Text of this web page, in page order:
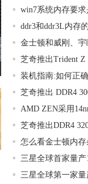
win7系统内存要
ddr3和ddr3L内存
金士顿和威刚、
芝奇推出Trident Z
装机指南:如何正
芝奇推出 DDR4
AMD ZEN采用
芝奇推出DDR4
怎么看金士顿内
三星全球首家量
三星全球第一家量